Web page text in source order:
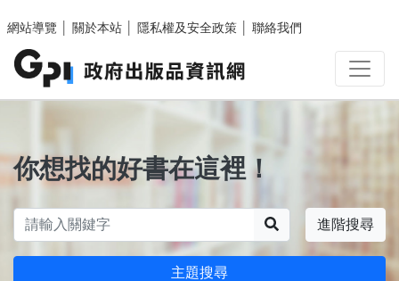
網站導覽
關於本站 隱私權及安全政策 聯絡我們
你想找的好書在這裡！
進階搜尋
主題搜尋